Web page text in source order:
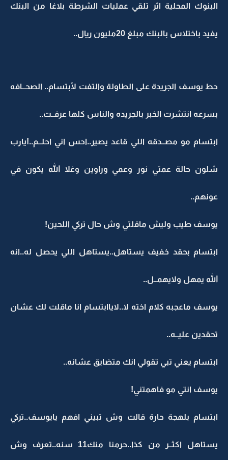
البنوك المحلية اثر تلقي عمليات الشرطة بلاغا من البنك
يفيد باختلاس بالبنك مبلغ 20مليون ريال..
حط يوسف الجريدة على الطاولة والتفت لأبتسام.. الصحــافه
بسرعه انتشرت الخبر بالجريده والناس كلها عرفــت..
ابتسام مو مصــدقه اللي قاعد يصير..احس اني احلــم..!يارب
شلون حالة عمتي نور وعمي وراوين وغلا الله يكون في
عونهم..
يوسف طيب وليش ماقلتي وش حال تركي اللحين!
ابتسام بحقد خفيف يستاهل..يستاهل اللي يحصل له..انه
الله يمهل ولايهمــل..
يوسف ماعجبه كلام اخته لا..لاياابتسام انا ماقلت لك عشان
تحقدين عليــه..
ابتسام يعني تبي تقولي انك متضايق عشانه..
يوسف انتي مو فاهمتني!
ابتسام بلهجة حارة قالت وش تبيني افهم يايوسف..تركي
يستاهل اكثــر من كذا..حرمنا منك11 سنه..تعرف وش